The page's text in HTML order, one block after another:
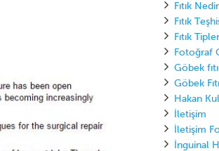
Fıtık Nedir
Fıtık
Fıtık
Fotoğraf
Göbek
Göbek
Hakan
İletişim
İletişim
İnguinal